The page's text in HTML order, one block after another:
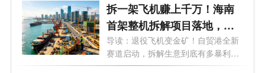
拆一架飞机赚上千万！海南
首架整机拆解项目落地，千
亿冷门风口藏不住了
导读：退役飞机变金矿！自贸港全新
赛道启动，拆解生意到底有多暴利？
一文...